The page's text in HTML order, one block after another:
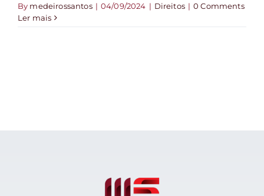
By medeirossantos | 04/09/2024 | Direitos | 0 Comments
Ler mais